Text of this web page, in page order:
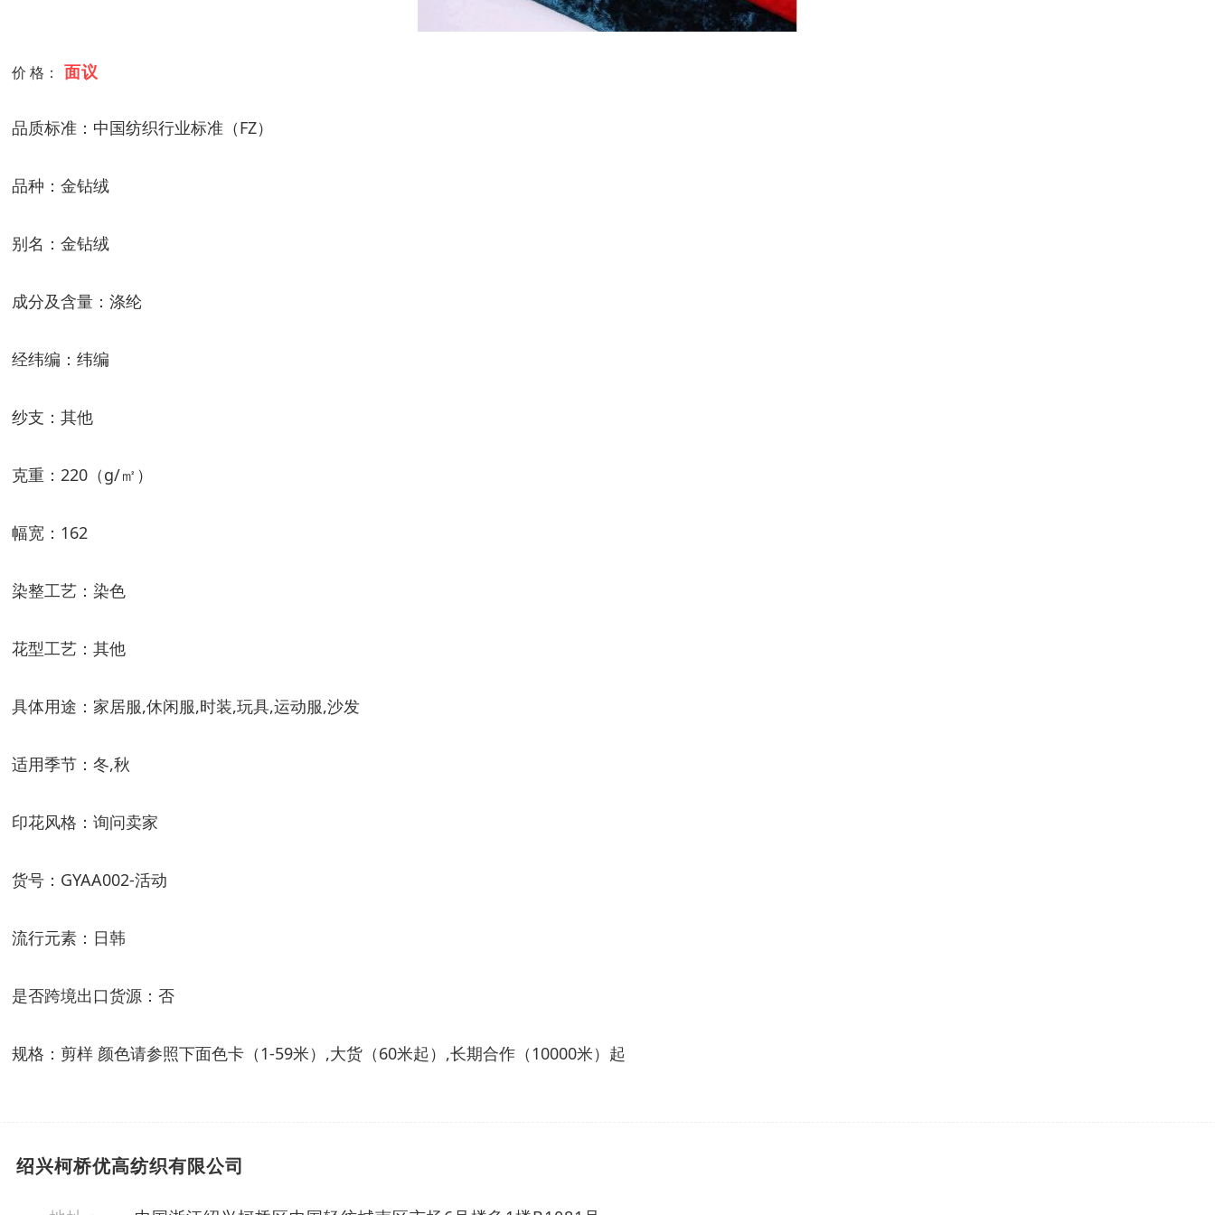
价 格： 面议
品质标准：中国纺织行业标准（FZ）
品种：金钻绒
别名：金钻绒
成分及含量： 涤纶
经纬编：纬编
纱支：其他
克重： 220 （g/㎡）
幅宽： 162
染整工艺：染色
花型工艺：其他
具体用途：家居服,休闲服,时装,玩具,运动服,沙发
适用季节：冬,秋
印花风格：询问卖家
货号： GYAA002-活动
流行元素：日韩
是否跨境出口货源：否
规格：剪样 颜色请参照下面色卡（1-59米） ,大货（60米起） ,长期合作（10000米）起
绍兴柯桥优高纺织有限公司